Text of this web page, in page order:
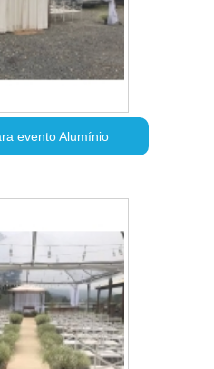
evento Alumínio